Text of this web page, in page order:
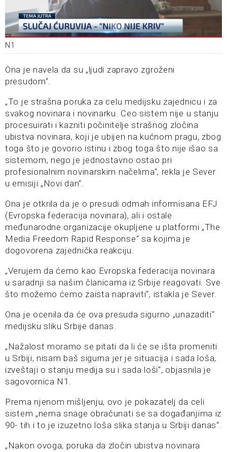
N1
Ona je navela da su „ljudi zapravo zgroženi
presudom“.
„To je strašna poruka za celu medijsku zajednicu i za
svakog novinara i novinarku. Ceo sistem nije u stanju
procesuirati i kazniti počinitelje strašnog zločina
ubistva novinara, koji je ubijen na kućnom pragu, zbog
toga što je govorio istinu i zbog toga što nije išao sa
sistemom, nego je jednostavno ostao pri
profesionalnim novinarskim načelima“, rekla je Sever
u emisiji „Novi dan“.
Ona je otkrila da je o presudi odmah informisana EFJ
(Evropska federacija novinara), ali i ostale
međunarodne organizacije okupljene u platformi „The
Media Freedom Rapid Response“ sa kojima je
dogovorena zajednička reakciju.
„Verujem da ćemo kao Evropska federacija novinara
u saradnji sa našim članicama iz Srbije reagovati. Sve
što možemo ćemo zaista napraviti“, istakla je Sever.
Ona je ocenila da će ova presuda sigurno „unazaditi“
medijsku sliku Srbije danas.
„Nažalost moramo se pitati da li će se išta promeniti
u Srbiji, nisam baš sigurna jer je situacija i sada loša,
izveštaji o stanju medija su i sada loši“, objasnila je
sagovornica N1.
Prema njenom mišljenju, ovo je pokazatelj da celi
sistem „nema snage obračunati se sa događanjima iz
90- tih i to je izuzetno loša slika stanja u Srbiji danas“.
„Nakon ovoga, poruka da zločin ubistva novinara